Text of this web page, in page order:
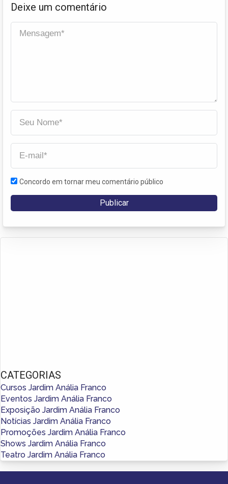
Deixe um comentário
Concordo em tornar meu comentário público
CATEGORIAS
Cursos Jardim Anália Franco
Eventos Jardim Anália Franco
Exposição Jardim Anália Franco
Notícias Jardim Anália Franco
Promoções Jardim Anália Franco
Shows Jardim Anália Franco
Teatro Jardim Anália Franco